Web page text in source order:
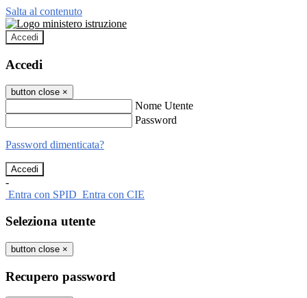
Salta al contenuto
Accedi
Accedi
button close ×
Nome Utente
Password
Password dimenticata?
-
Entra con SPID Entra con CIE
Seleziona utente
button close ×
Recupero password